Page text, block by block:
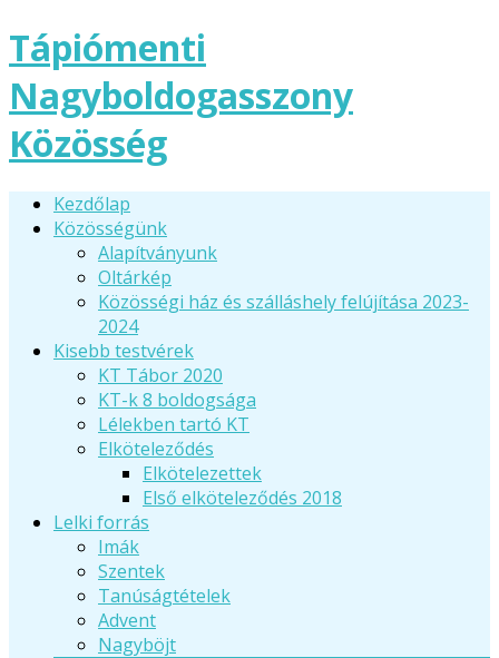
Tápiómenti
Nagyboldogasszony
Közösség
Kezdőlap
Közösségünk
Alapítványunk
Oltárkép
Közösségi ház és szálláshely felújítása 2023-
2024
Kisebb testvérek
KT Tábor 2020
KT-k 8 boldogsága
Lélekben tartó KT
Elköteleződés
Elkötelezettek
Első elköteleződés 2018
Lelki forrás
Imák
Szentek
Tanúságtételek
Advent
Nagyböjt